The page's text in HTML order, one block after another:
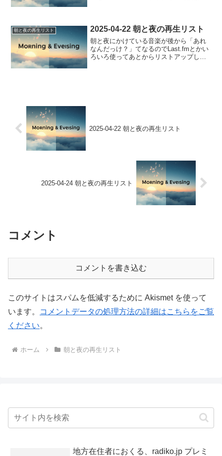
朝と夜の再生リスト 2025-04-22 朝と夜の再生リスト
朝と夜にかけている音楽が後から「あれ
なんだっけ？」てなるのでLast.fmとかい
ろいろ使ってあとからリストアップして
2025-04-22 朝と夜の再生リスト
2025-04-24 朝と夜の再生リスト
コメント
コメントを書き込む
このサイトはスパムを低減するために Akismet を使って
います。
コメントデータの処理方法の詳細はこちらをご覧
ください。
ホーム 朝と夜の再生リスト
地方在住者におくる、radiko.jp プレミ